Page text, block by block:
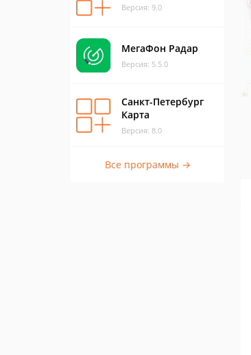
Версия: 9.0
МегаФон Радар
Версия: 5.5.0
Санкт-Петербург
Карта
Версия: 8.0
Все программы →